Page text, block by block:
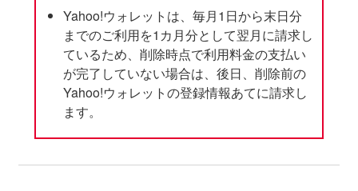
Yahoo!ウォレットは、毎月1日から末日分
までのご利用を1カ月分として翌月に請求し
ているため、削除時点で利用料金の支払い
が完了していない場合は、後日、削除前の
Yahoo!ウォレットの登録情報あてに請求し
ます。